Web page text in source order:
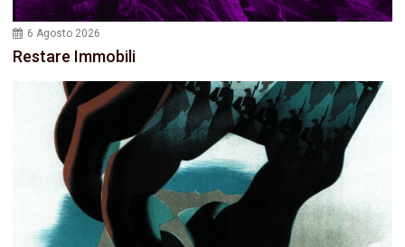
6 Agosto 2026
Restare Immobili